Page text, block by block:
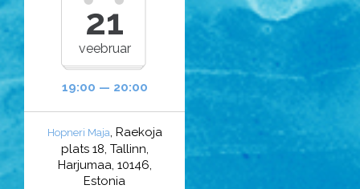
21
veebruar
19:00 — 20:00
Hopneri Maja, Raekoja
plats 18, Tallinn,
Harjumaa, 10146,
Estonia